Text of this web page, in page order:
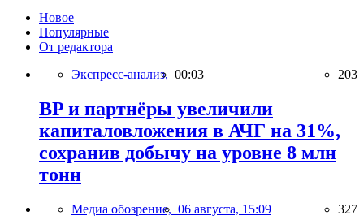
Новое
Популярные
От редактора
Экспресс-анализ, 00:03 203
BP и партнёры увеличили
капиталовложения в АЧГ на 31%,
сохранив добычу на уровне 8 млн
тонн
Медиа обозрение, 06 августа, 15:09 327